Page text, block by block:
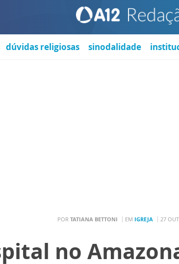
dúvidas religiosas sinodalidade
POR TATIANA BETTONI EM IGREJA 27
no